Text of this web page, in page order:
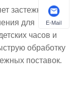
застежки для
для
часов и
обработку
поставок.
E-Mail